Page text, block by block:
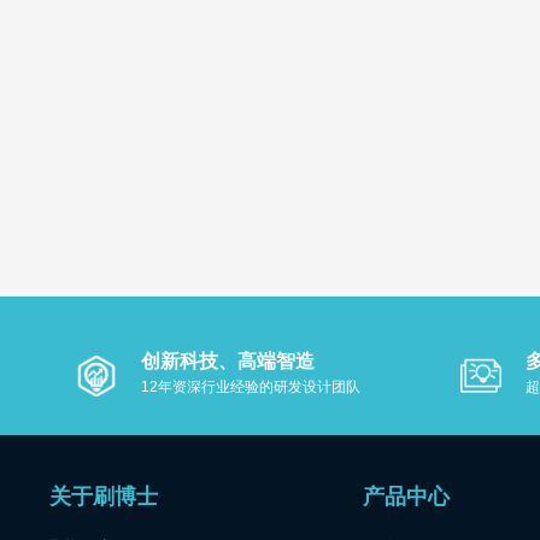
创新科技、高端智造
12年资深行业经验的研发设计团队
关于刷博士 产品中心